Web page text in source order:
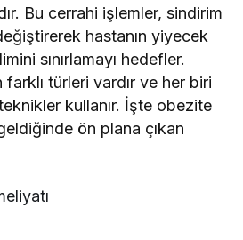
Bu cerrahi işlemler, sindirim
hastanın yiyecek
sınırlamayı hedefler.
türleri vardır ve her biri
kullanır. İşte obezite
ön plana çıkan